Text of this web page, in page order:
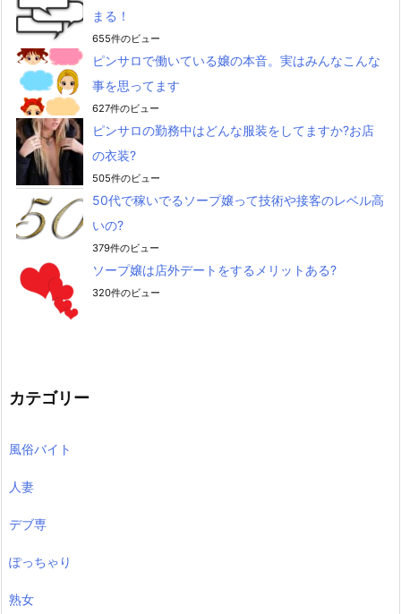
まる！
655件のビュー
ピンサロで働いている嬢の本音。実はみんなこんな
事を思ってます
627件のビュー
ピンサロの勤務中はどんな服装をしてますか?お店
の衣装?
505件のビュー
50代で稼いでるソープ嬢って技術や接客のレベル高
いの?
379件のビュー
ソープ嬢は店外デートをするメリットある?
320件のビュー
カテゴリー
風俗バイト
人妻
デブ専
ぽっちゃり
熟女